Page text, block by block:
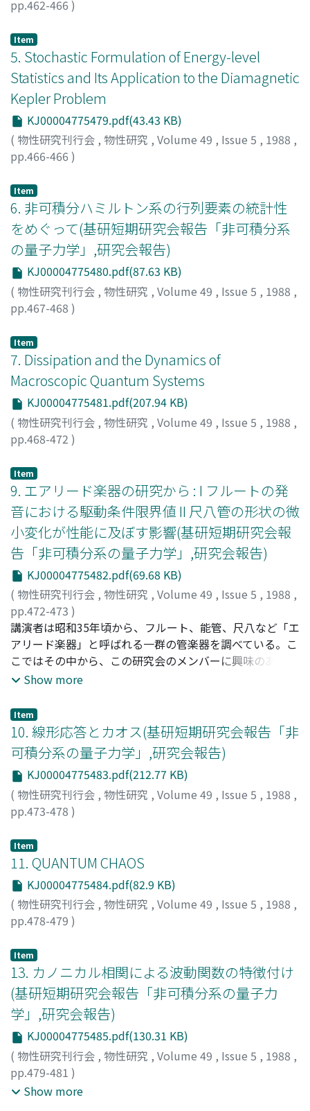
実は典型的な量子カオスである反磁性ケプラー運動のイオ
いるととを示している。この規則性がRunge-Lenzベクト
ルのz-成分A_x=const.として表される可能性を示し,これ
に基く量子化のモデルを議論する。
pp.462-466 )
ダ, ミキト
Item
5. Stochastic Formulation of Energy-level
Statistics and Its Application to the Diamagnetic
Kepler Problem
KJ00004775479.pdf(43.43 KB)
( 物性研究刊行会 , 物性研究 , Volume 49 , Issue 5 , 1988 ,
pp.466-466 )
Item
6. 非可積分ハミルトン系の行列要素の統計性
をめぐって(基研短期研究会報告「非可積分系
の量子力学」,研究会報告)
KJ00004775480.pdf(87.63 KB)
( 物性研究刊行会 , 物性研究 , Volume 49 , Issue 5 , 1988 ,
pp.467-468 )
ュドウ, アキラ
Item
7. Dissipation and the Dynamics of
Macroscopic Quantum Systems
KJ00004775481.pdf(207.94 KB)
( 物性研究刊行会 , 物性研究 , Volume 49 , Issue 5 , 1988 ,
pp.468-472 )
Item
9. エアリード楽器の研究から : I フルートの発
音における駆動条件限界値 II 尺八管の形状の微
小変化が性能に及ぼす影響(基研短期研究会報
告「非可積分系の量子力学」,研究会報告)
KJ00004775482.pdf(69.68 KB)
( 物性研究刊行会 , 物性研究 , Volume 49 , Issue 5 , 1988 ,
pp.472-473 )
安藤, 由典;Ando, Yoshinori;アンドウ, ヨシノリ
講演者は昭和35年頃から、フルート、能管、尺八など「エ
アリード楽器」と呼ばれる一群の管楽器を調べている。こ
こではその中から、この研究会のメンバーに興味のありそ
うな、副題にあげた二つの話題について以下の目次に従っ
Show more
Item
10. 線形応答とカオス(基研短期研究会報告「非
可積分系の量子力学」,研究会報告)
KJ00004775483.pdf(212.77 KB)
( 物性研究刊行会 , 物性研究 , Volume 49 , Issue 5 , 1988 ,
pp.473-478 )
Item
11. QUANTUM CHAOS
KJ00004775484.pdf(82.9 KB)
( 物性研究刊行会 , 物性研究 , Volume 49 , Issue 5 , 1988 ,
pp.478-479 )
Item
13. カノニカル相関による波動関数の特徴付け
(基研短期研究会報告「非可積分系の量子力
学」,研究会報告)
KJ00004775485.pdf(130.31 KB)
( 物性研究刊行会 , 物性研究 , Volume 49 , Issue 5 , 1988 ,
pp.479-481 )
水谷, 正大;首藤, 啓
Show more